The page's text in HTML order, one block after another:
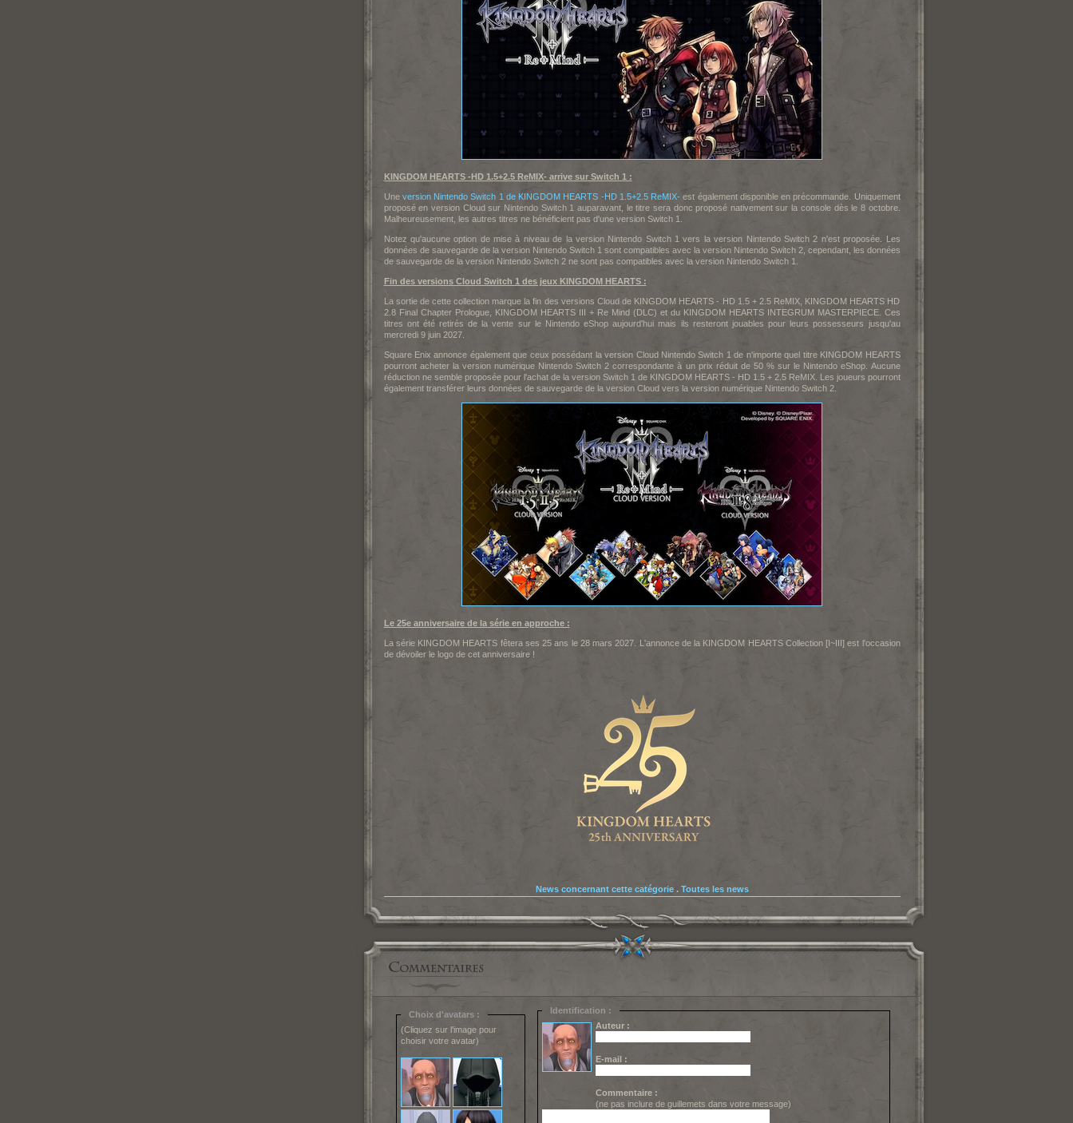
KINGDOM HEARTS -HD 1.5+2.5 ReMIX- arrive sur Switch 1 :
Une version Nintendo Switch 1 de KINGDOM HEARTS -HD 1.5+2.5 ReMIX- est également disponible en précommande. Uniquement
proposé en version Cloud sur Nintendo Switch 1 auparavant, le titre sera donc proposé nativement sur la console dès le 8 octobre.
Malheureusement, les autres titres ne bénéficient pas d'une version Switch 1.
Notez qu'aucune option de mise à niveau de la version Nintendo Switch 1 vers la version Nintendo Switch 2 n'est proposée. Les
données de sauvegarde de la version Nintendo Switch 1 sont compatibles avec la version Nintendo Switch 2, cependant, les données
de sauvegarde de la version Nintendo Switch 2 ne sont pas compatibles avec la version Nintendo Switch 1.
Fin des versions Cloud Switch 1 des jeux KINGDOM HEARTS :
La sortie de cette collection marque la fin des versions Cloud de KINGDOM HEARTS - HD 1.5 + 2.5 ReMIX, KINGDOM HEARTS HD
2.8 Final Chapter Prologue, KINGDOM HEARTS III + Re Mind (DLC) et du KINGDOM HEARTS INTEGRUM MASTERPIECE. Ces
titres ont été retirés de la vente sur le Nintendo eShop aujourd'hui mais ils resteront jouables pour leurs possesseurs jusqu'au
mercredi 9 juin 2027.
Square Enix annonce également que ceux possédant la version Cloud Nintendo Switch 1 de n'importe quel titre KINGDOM HEARTS
pourront acheter la version numérique Nintendo Switch 2 correspondante à un prix réduit de 50 % sur le Nintendo eShop. Aucune
réduction ne semble proposée pour l'achat de la version Switch 1 de KINGDOM HEARTS - HD 1.5 + 2.5 ReMIX. Les joueurs pourront
également transférer leurs données de sauvegarde de la version Cloud vers la version numérique Nintendo Switch 2.
Le 25e anniversaire de la série en approche :
La série KINGDOM HEARTS fêtera ses 25 ans le 28 mars 2027. L'annonce de la KINGDOM HEARTS Collection [I~III] est l'occasion
de dévoiler le logo de cet anniversaire !
News concernant cette catégorie. Toutes les news
Choix d'avatars :
(Cliquez sur l'image pour
choisir votre avatar)
Identification :
Auteur :
E-mail :
Commentaire :
(ne pas inclure de guillemets dans votre message)